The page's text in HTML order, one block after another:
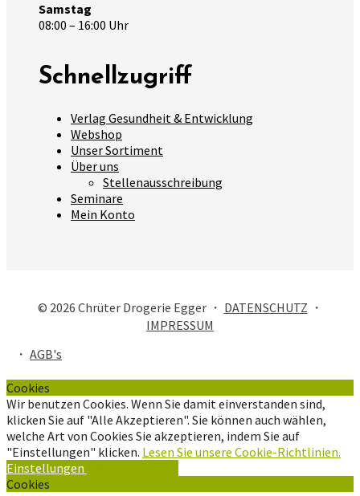
Samstag
08:00 – 16:00 Uhr
Schnellzugriff
Verlag Gesundheit & Entwicklung
Webshop
Unser Sortiment
Über uns
Stellenausschreibung
Seminare
Mein Konto
© 2026 Chrüter Drogerie Egger ・ DATENSCHUTZ ・
IMPRESSUM
・ AGB's
Cookies
Wir benutzen Cookies. Wenn Sie damit einverstanden sind,
klicken Sie auf "Alle Akzeptieren". Sie können auch wählen,
welche Art von Cookies Sie akzeptieren, indem Sie auf
"Einstellungen" klicken. Lesen Sie unsere Cookie-Richtlinien.
Einstellungen
Cookies